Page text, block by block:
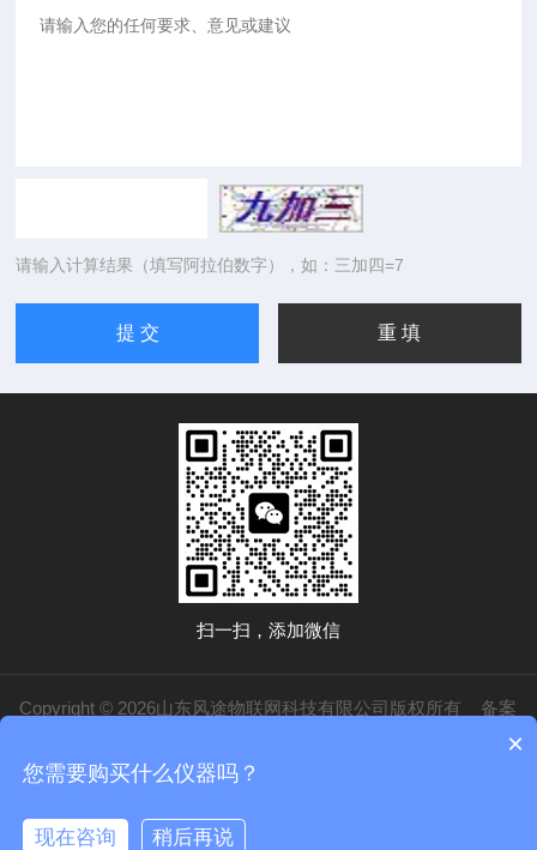
请输入计算结果（填写阿拉伯数字），如：三加四=7
扫一扫，添加微信
Copyright © 2026山东风途物联网科技有限公司版权所有 备案
技术支持：化工仪器网
鲁公网安备37079402370840
×
您需要购买什么仪器吗？
现在咨询 稍后再说
在线咨询